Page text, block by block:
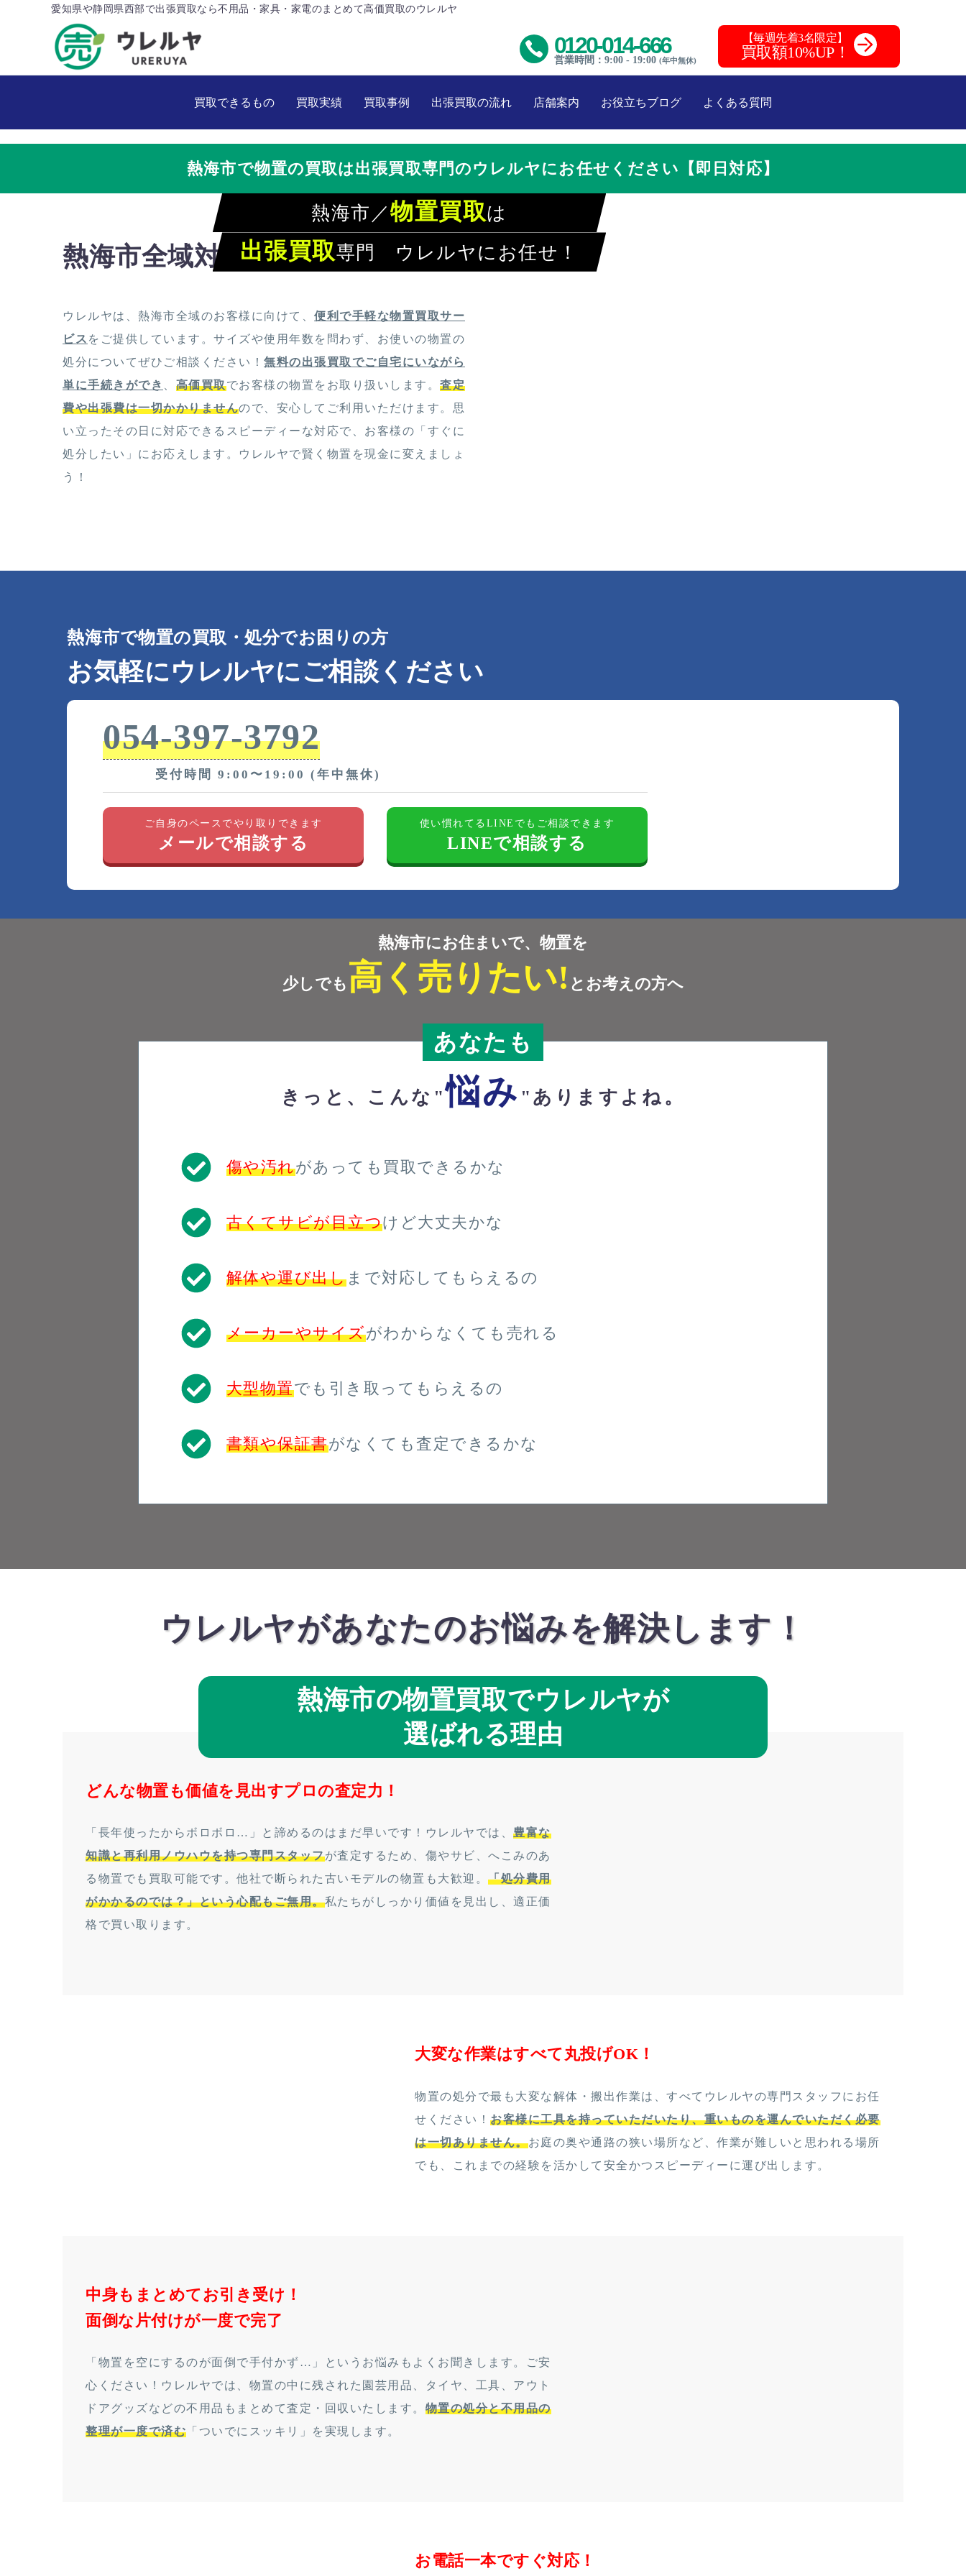
愛知県や静岡県西部で出張買取なら不用品・家具・家電のまとめて高価買取のウレルヤ
0120-014-666
営業時間：9:00 - 19:00 (年中無休)
【毎週先着3名限定】
買取額10%UP！
買取できるもの 買取実績 買取事例 出張買取の流れ 店舗案内 お役立ちブログ よくある質問
熱海市で物置の買取は出張買取専門のウレルヤにお任せください【即日対応】
熱海市／物置買取は
出張買取専門 ウレルヤにお任せ！
熱海市全域対応！ウレルヤでラクラク買取
ウレルヤは、熱海市全域のお客様に向けて、 便利で手軽な物置買取サー
ビス をご提供しています。サイズや使用年数を問わず、お使いの物置の
処分についてぜひご相談ください！ 無料の出張買取でご自宅にいながら
単に手続きができ
高価買取でお客様の物置をお取り扱いします。 査定
費や出張費は一切かかりませんので、安心してご利用いただけます。思
い立ったその日に対応できるスピーディーな対応で、お客様の「すぐに
処分したい」にお応えします。ウレルヤで賢く物置を現金に変えましょ
う！
熱海市で物置の買取・処分でお困りの方
お気軽にウレルヤにご相談ください
054-397-3792
受付時間 9:00〜19:00 (年中無休)
ご自身のペースでやり取りできます
メールで相談する
使い慣れてるLINEでもご相談できます
LINEで相談する
熱海市にお住まいで、物置を
少しでも 高く売りたい! とお考えの方へ
あなたも
きっと、こんな"悩み "ありますよね。
傷や汚れがあっても買取できるかな
古くてサビが目立つけど大丈夫かな
解体や運び出しまで対応してもらえるの
メーカーやサイズがわからなくても売れる
大型物置でも引き取ってもらえるの
書類や保証書がなくても査定できるかな
ウレルヤがあなたのお悩みを解決します！
熱海市の物置買取でウレルヤが
選ばれる理由
どんな物置も価値を見出すプロの査定力！
「長年使ったからボロボロ…」と諦めるのはまだ早いです！ウレルヤでは、 豊富な
知識と再利用ノウハウを持つ専門スタッフが査定するため、傷やサビ、へこみのあ
る物置でも買取可能です。他社で断られた古いモデルの物置も大歓迎。 「処分費用
がかかるのでは？」という心配もご無用。私たちがしっかり価値を見出し、適正価
格で買い取ります。
大変な作業はすべて丸投げOK！
物置の処分で最も大変な解体・搬出作業は、すべてウレルヤの専門スタッフにお任
せください！お客様に工具を持っていただいたり、重いものを運んでいただく必要
は一切ありません。お庭の奥や通路の狭い場所など、作業が難しいと思われる場所
でも、これまでの経験を活かして安全かつスピーディーに運び出します。
中身もまとめてお引き受け！
面倒な片付けが一度で完了
「物置を空にするのが面倒で手付かず…」というお悩みもよくお聞きします。ご安
心ください！ウレルヤでは、物置の中に残された園芸用品、タイヤ、工具、アウト
ドアグッズなどの不用品もまとめて査定・回収いたします。 物置の処分と不用品の
整理が一度で済む 「ついでにスッキリ」を実現します。
お電話一本ですぐ対応！